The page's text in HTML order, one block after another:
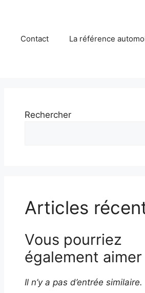
Contact La référence
Rechercher
Articles
Vous pourriez
également aimer
Il n’y a pas d’entrée similaire.